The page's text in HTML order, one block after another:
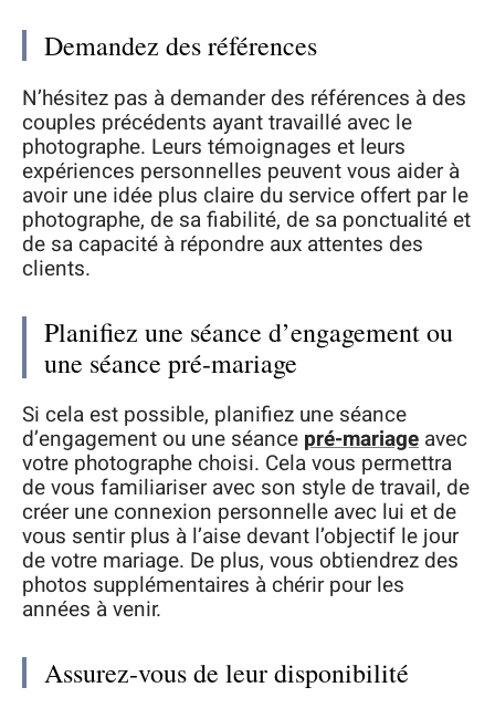
Demandez des références
N’hésitez pas à demander des références à des
couples précédents ayant travaillé avec le
photographe. Leurs témoignages et leurs
expériences personnelles peuvent vous aider à
avoir une idée plus claire du service offert par le
photographe, de sa fiabilité, de sa ponctualité et
de sa capacité à répondre aux attentes des
clients.
Planifiez une séance d’engagement ou
une séance pré-mariage
Si cela est possible, planifiez une séance
d’engagement ou une séance pré-mariage avec
votre photographe choisi. Cela vous permettra
de vous familiariser avec son style de travail, de
créer une connexion personnelle avec lui et de
vous sentir plus à l’aise devant l’objectif le jour
de votre mariage. De plus, vous obtiendrez des
photos supplémentaires à chérir pour les
années à venir.
Assurez-vous de leur disponibilité